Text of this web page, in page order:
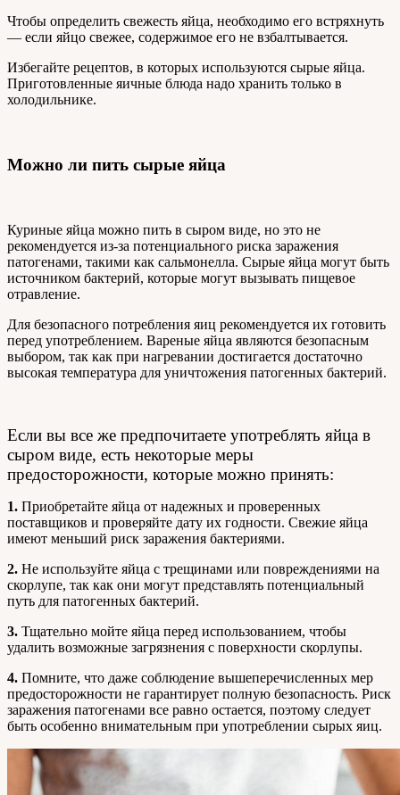
Чтобы определить свежесть яйца, необходимо его встряхнуть
— если яйцо свежее, содержимое его не взбалтывается.
Избегайте рецептов, в которых используются сырые яйца.
Приготовленные яичные блюда надо хранить только в
холодильнике.
Можно ли пить сырые яйца
Куриные яйца можно пить в сыром виде, но это не
рекомендуется из-за потенциального риска заражения
патогенами, такими как сальмонелла. Сырые яйца могут быть
источником бактерий, которые могут вызывать пищевое
отравление.
Для безопасного потребления яиц рекомендуется их готовить
перед употреблением. Вареные яйца являются безопасным
выбором, так как при нагревании достигается достаточно
высокая температура для уничтожения патогенных бактерий.
Если вы все же предпочитаете употреблять яйца в
сыром виде, есть некоторые меры
предосторожности, которые можно принять:
1. Приобретайте яйца от надежных и проверенных
поставщиков и проверяйте дату их годности. Свежие яйца
имеют меньший риск заражения бактериями.
2. Не используйте яйца с трещинами или повреждениями на
скорлупе, так как они могут представлять потенциальный
путь для патогенных бактерий.
3. Тщательно мойте яйца перед использованием, чтобы
удалить возможные загрязнения с поверхности скорлупы.
4. Помните, что даже соблюдение вышеперечисленных мер
предосторожности не гарантирует полную безопасность. Риск
заражения патогенами все равно остается, поэтому следует
быть особенно внимательным при употреблении сырых яиц.